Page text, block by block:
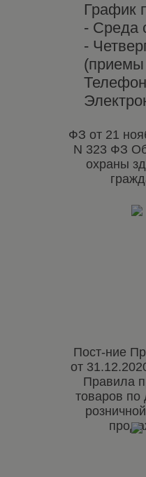
График
- Среда
-
(приемы
ФЗ от 21
N 323 ФЗ
охраны
Пост-ние
от
Правила
товаров по